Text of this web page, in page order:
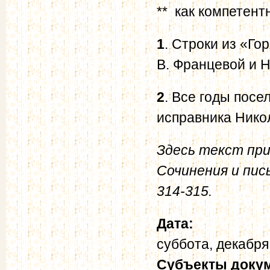
** как
1. Строки из
В. Францевой и
2. Все годы
исправника
Здесь текст
Сочинения и
314-315.
Дата:
суббота,
Субъекты